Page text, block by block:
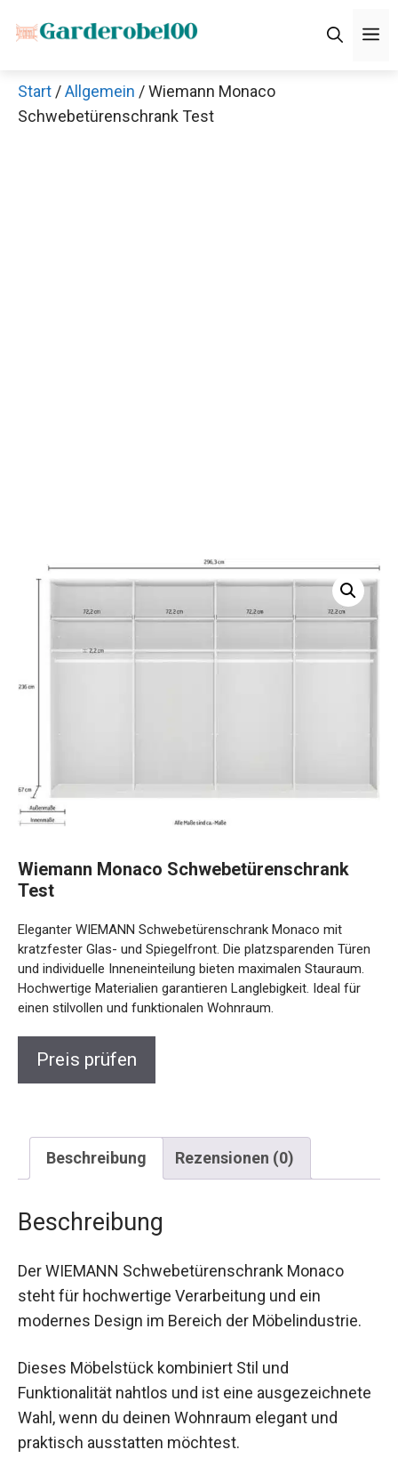
Inhalt
Start /Allgemein / Wiemann Monaco
Schwebetürenschrank Test
Wiemann Monaco Schwebetürenschrank
Test
Eleganter WIEMANN Schwebetürenschrank Monaco mit
kratzfester Glas- und Spiegelfront. Die platzsparenden Türen
und individuelle Inneneinteilung bieten maximalen Stauraum.
Hochwertige Materialien garantieren Langlebigkeit. Ideal für
einen stilvollen und funktionalen Wohnraum.
Preis prüfen
Beschreibung Rezensionen (0)
Beschreibung
Der WIEMANN Schwebetürenschrank Monaco
steht für hochwertige Verarbeitung und ein
modernes Design im Bereich der Möbelindustrie.
Dieses Möbelstück kombiniert Stil und
Funktionalität nahtlos und ist eine ausgezeichnete
Wahl, wenn du deinen Wohnraum elegant und
praktisch ausstatten möchtest.